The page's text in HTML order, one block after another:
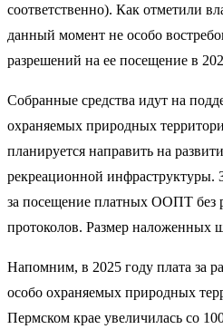
соответственно). Как отметили
данный момент не особо
разрешений на ее посещение в
Собранные средства идут на
охраняемых природных
планируется направить на
рекреационной инфраструктуры.
за посещение платных ООПТ без
протоколов. Размер наложенных
Напомним, в 2025 году плата за
особо охраняемых природных
Пермском крае увеличилась со